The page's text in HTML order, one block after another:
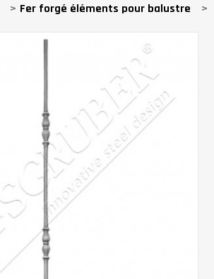
> Fer forgé éléments pour balustre >